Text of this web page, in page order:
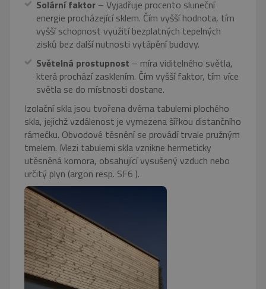
Solární faktor – Vyjadřuje procento sluneční
energie procházející sklem. Čím vyšší hodnota, tím
vyšší schopnost využití bezplatných tepelných
zisků bez další nutnosti vytápění budovy.
Světelná prostupnost – míra viditelného světla,
která prochází zasklením. Čím vyšší faktor, tím více
světla se do místnosti dostane.
Izolační skla jsou tvořena dvěma tabulemi plochého
skla, jejichž vzdálenost je vymezena šířkou distančního
rámečku. Obvodové těsnění se provádí trvale pružným
tmelem. Mezi tabulemi skla vznikne hermeticky
utěsněná komora, obsahující vysušený vzduch nebo
určitý plyn (argon resp. SF6 ).